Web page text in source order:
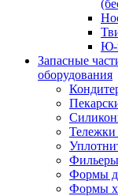
Ю-
Запасные
оборудования
Тележки
Фильеры
Формы
Формы